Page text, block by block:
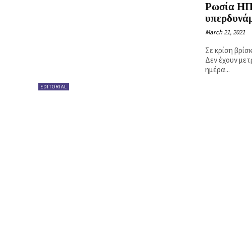
EDITORIAL
Ρωσία
March 21, 2021
Σε κρίση
Δεν έχουν
ημέρα...